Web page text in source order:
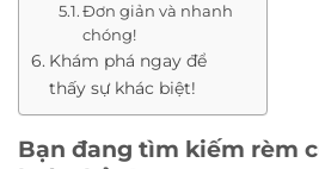
Đơn giản và nhanh
chóng!
Khám phá ngay để
thấy sự khác biệt!
Bạn đang tìm kiếm rèm